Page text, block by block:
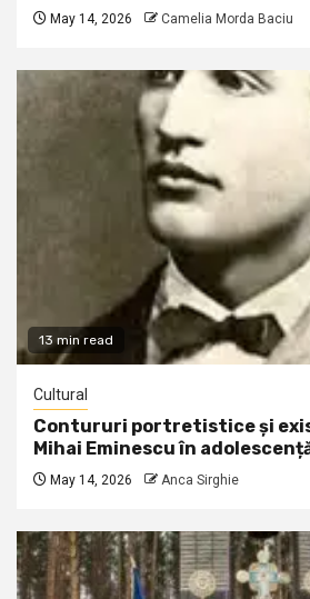
May 14, 2026 Camelia Morda Baciu
13 min read
Cultural
Contururi portretistice și
Mihai Eminescu în
May 14, 2026 Anca Sirghie